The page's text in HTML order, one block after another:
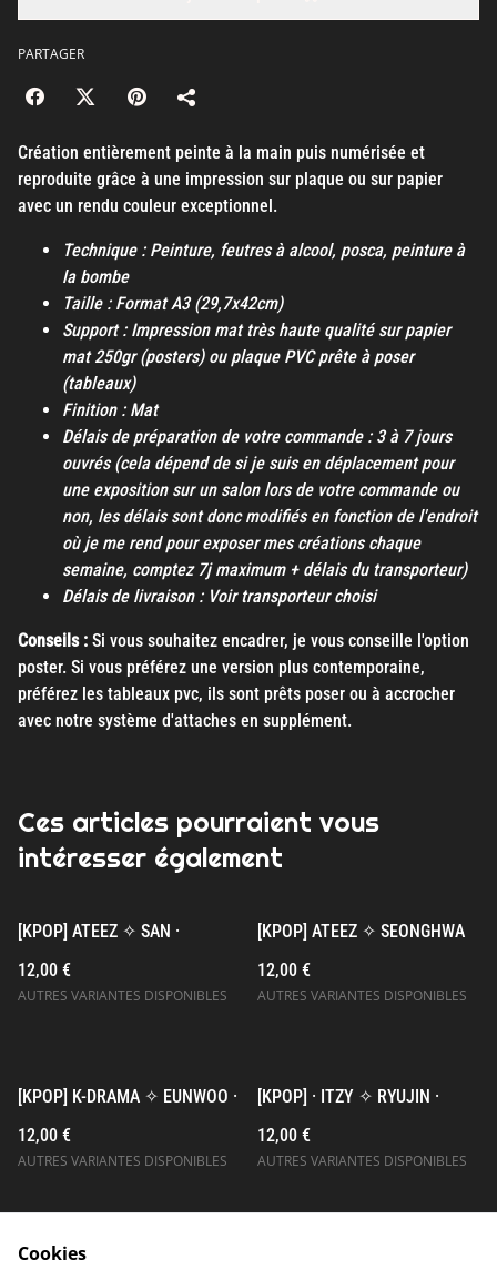
PARTAGER
Création entièrement peinte à la main puis numérisée et
reproduite grâce à une impression sur plaque ou sur papier
avec un rendu couleur exceptionnel.
Technique : Peinture, feutres à alcool, posca, peinture à
la bombe
Taille : Format A3 (29,7x42cm)
Support : Impression mat très haute qualité sur papier
mat 250gr (posters) ou plaque PVC prête à poser
(tableaux)
Finition : Mat
Délais de préparation de votre commande : 3 à 7 jours
ouvrés (cela dépend de si je suis en déplacement pour
une exposition sur un salon lors de votre commande ou
non, les délais sont donc modifiés en fonction de l'endroit
où je me rend pour exposer mes créations chaque
semaine, comptez 7j maximum + délais du transporteur)
Délais de livraison : Voir transporteur choisi
Conseils : Si vous souhaitez encadrer, je vous conseille l'option
poster. Si vous préférez une version plus contemporaine,
préférez les tableaux pvc, ils sont prêts poser ou à accrocher
avec notre système d'attaches en supplément.
Ces articles pourraient vous
intéresser également
[KPOP] ATEEZ ✧ SAN ·
12,00 €
AUTRES VARIANTES DISPONIBLES
[KPOP] ATEEZ ✧ SEONGHWA
12,00 €
AUTRES VARIANTES DISPONIBLES
[KPOP] K-DRAMA ✧ EUNWOO ·
12,00 €
AUTRES VARIANTES DISPONIBLES
[KPOP] · ITZY ✧ RYUJIN ·
12,00 €
AUTRES VARIANTES DISPONIBLES
Cookies